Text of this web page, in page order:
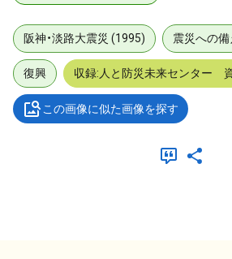
阪神・淡路大震災 (1995) 震災への備
復興 収録:人と防災未来センター
この画像に似た画像を探す